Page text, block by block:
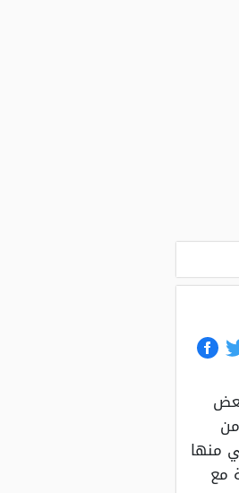
منها
مع